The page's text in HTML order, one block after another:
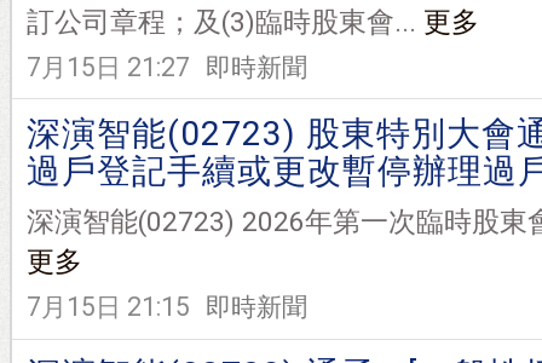
訂公司章程；及(3)臨時股東會... 更多
7月15日 21:27 即時新聞
深演智能(02723) 股東特別大會
過戶登記手續或更改暫停辦理過
深演智能(02723) 2026年第一次臨時股東
更多
7月15日 21:15 即時新聞